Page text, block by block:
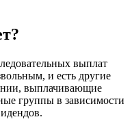
выплат
и есть другие
выплачивающие
группы в зависимости